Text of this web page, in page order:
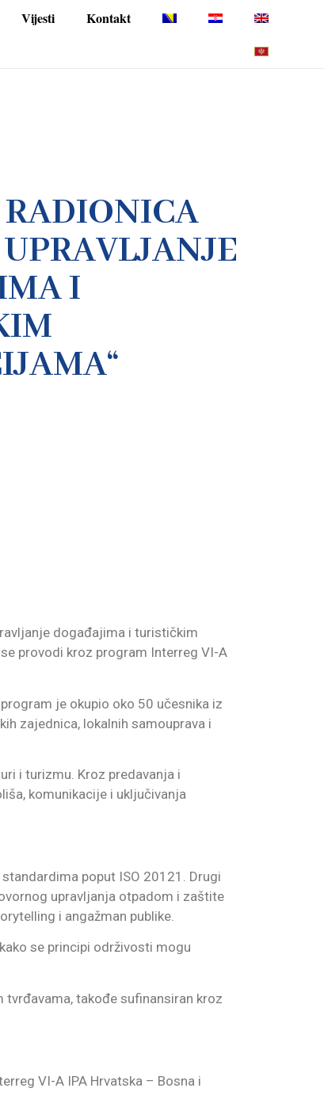
Vijesti Kontakt
I
događajima i turističkim
provodi kroz program Interreg VI-A
je okupio oko 50 učesnika iz
zajednica, lokalnih samouprava i
i turizmu. Kroz predavanja i
komunikacije i uključivanja
poput ISO 20121. Drugi
upravljanja otpadom i zaštite
i angažman publike.
se principi održivosti mogu
takođe sufinansiran kroz
VI-A IPA Hrvatska – Bosna i